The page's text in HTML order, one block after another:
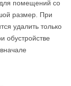
помещений со
размер. При
удалить только
обустройстве